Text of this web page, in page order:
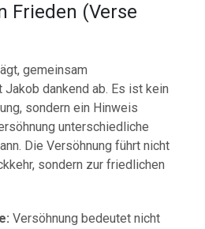
Frieden (Verse
gemeinsam
Jakobdankendab. Es istkein
sondernein Hinweis
unterschiedliche
DieVersöhnungführtnicht
sondern zurfriedlichen
Versöhnungbedeutetnicht